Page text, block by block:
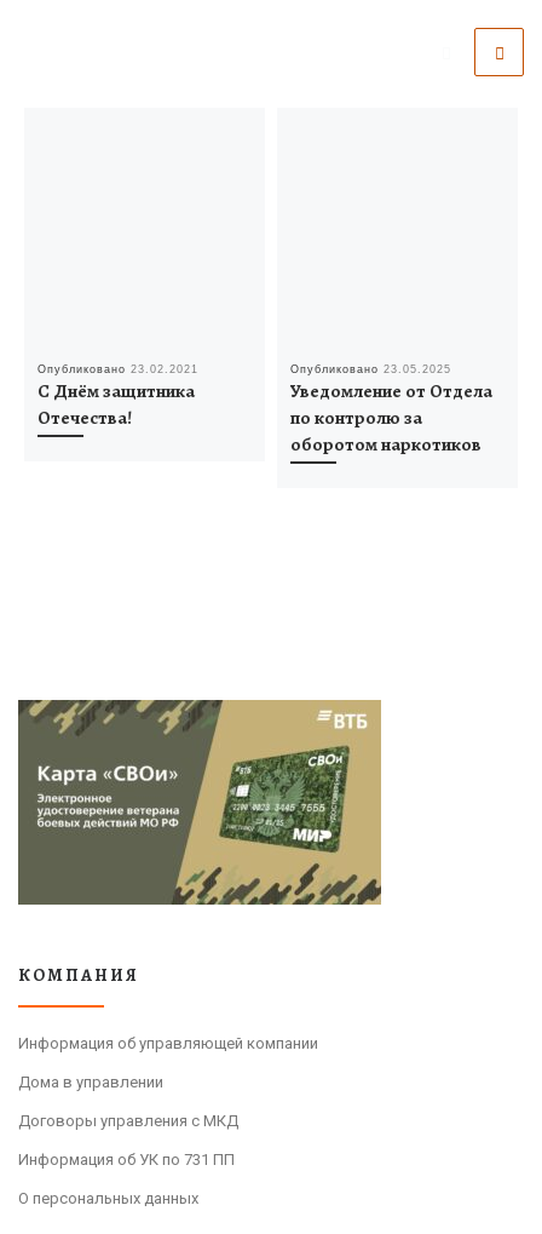
Опубликовано 23.02.2021
С Днём защитника
Отечества!
Опубликовано 23.05.2025
Уведомление от Отдела
по контролю за
оборотом наркотиков
КОМПАНИЯ
Информация об управляющей компании
Дома в управлении
Договоры управления с МКД
Информация об УК по 731 ПП
О персональных данных